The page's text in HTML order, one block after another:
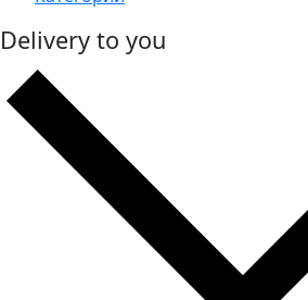
Delivery to you